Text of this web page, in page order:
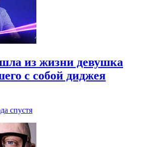
из жизни девушка
с собой диджея
спустя